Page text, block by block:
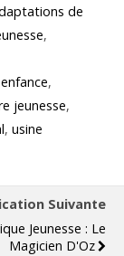
de
,
enfance,
jeunesse,
, usine
Suivante
Jeunesse : Le
Magicien D'Oz